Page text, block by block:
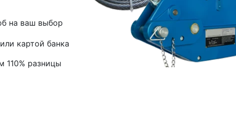
на ваш выбор
картой банка
110% разницы